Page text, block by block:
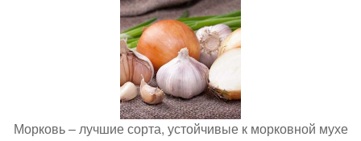
Морковь – лучшие сорта, устойчивые к морковной мухе